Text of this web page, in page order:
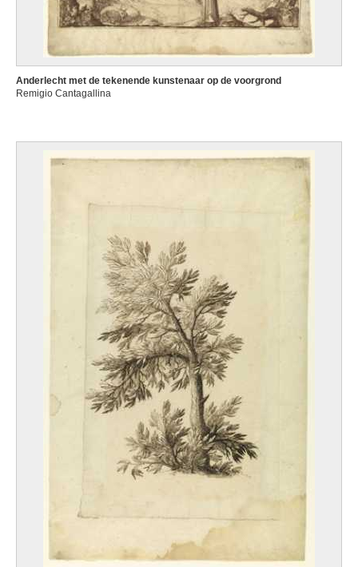
Anderlecht met de tekenende kunstenaar op de voorgrond
Remigio Cantagallina